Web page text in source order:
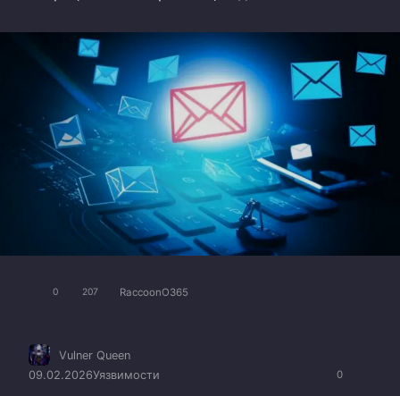
0 207 RaccoonO365
0
Vulner Queen
09.02.2026Уязвимости